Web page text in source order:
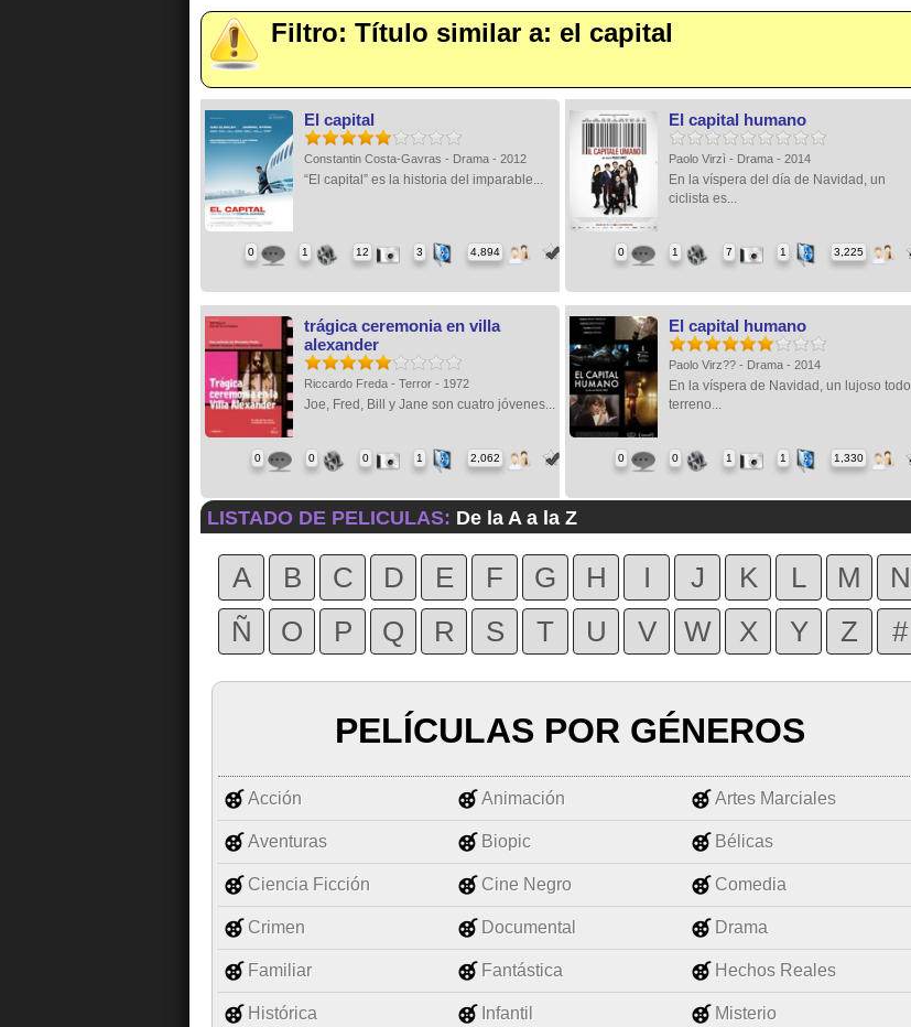
Filtro: Título similar a: el capital
El capital
Constantin Costa-Gavras - Drama - 2012
“El capital” es la historia del imparable...
0 1 12 3 4,894
El capital humano
Paolo Virzì - Drama - 2014
En la víspera del día de Navidad, un
ciclista es...
0 1 7 1 3,225
trágica ceremonia en villa
alexander
Riccardo Freda - Terror - 1972
Joe, Fred, Bill y Jane son cuatro jóvenes...
0 0 0 1 2,062
El capital humano
Paolo Virz?? - Drama - 2014
En la víspera de Navidad, un lujoso todo
terreno...
0 0 1 1 1,330
LISTADO DE PELICULAS: De la A a la Z
A B C D E F G H I J K L M
N
Ñ
O P Q R S T U V W X Y Z #
PELÍCULAS POR GÉNEROS
Acción Animación Artes Marciales
Aventuras Biopic Bélicas
Ciencia Ficción Cine Negro Comedia
Crimen Documental Drama
Familiar Fantástica Hechos Reales
Histórica Infantil Misterio